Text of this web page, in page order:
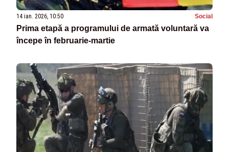
14 ian. 2026, 10:50 Social
Prima etapă a programului de armată voluntară va
începe în februarie-martie